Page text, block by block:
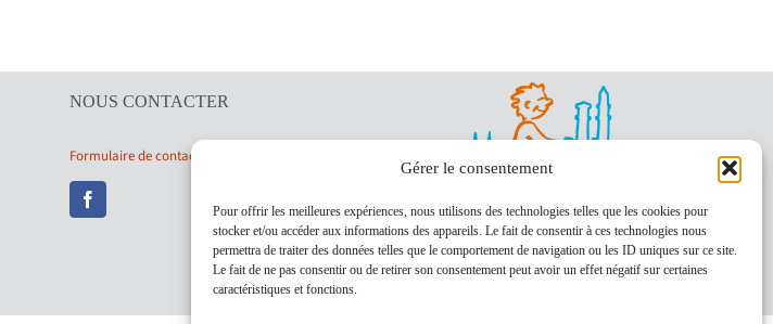
Gérer le consentement
Pour offrir les meilleures expériences, nous utilisons des technologies telles que les cookies pour
stocker et/ou accéder aux informations des appareils. Le fait de consentir à ces technologies nous
permettra de traiter des données telles que le comportement de navigation ou les ID uniques sur ce site.
Le fait de ne pas consentir ou de retirer son consentement peut avoir un effet négatif sur certaines
caractéristiques et fonctions.
NOUS CONTACTER
Formulaire de contact